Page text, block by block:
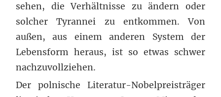
sehen, die Verhältnisse zu ändern oder
solcher Tyrannei zu entkommen. Von
außen, aus einem anderen System der
Lebensform heraus, ist so etwas schwer
nachzuvollziehen.
Der polnische Literatur-Nobelpreisträger